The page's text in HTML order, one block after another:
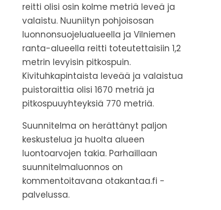
reitti olisi osin kolme metriä leveä ja
valaistu. Nuuniityn pohjoisosan
luonnonsuojelualueella ja Vilniemen
ranta-alueella reitti toteutettaisiin 1,2
metrin levyisin pitkospuin.
Kivituhkapintaista leveää ja valaistua
puistoraittia olisi 1670 metriä ja
pitkospuuyhteyksiä 770 metriä.
Suunnitelma on herättänyt paljon
keskustelua ja huolta alueen
luontoarvojen takia. Parhaillaan
suunnitelmaluonnos on
kommentoitavana otakantaa.fi -
palvelussa.